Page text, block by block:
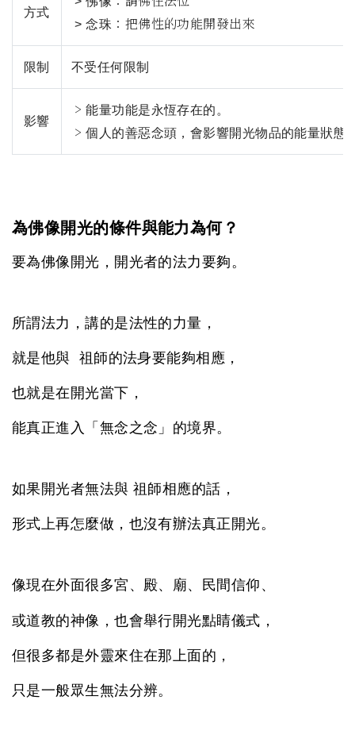
方式
> 念珠 ：把佛性的功能開發出來
限制 不受任何限制
影響
>能量功能是永恆存在的。
>個人的善惡念頭，會影響開光物品的能量狀態
為佛像開光的條件與能力為何？
要為佛像開光，開光者的法力要夠。
所謂法力，講的是法性的力量，
就是他與 祖師的法身要能夠相應，
也就是在開光當下，
能真正進入「無念之念」的境界。
如果開光者無法與 祖師相應的話，
形式上再怎麼做，也沒有辦法真正開光。
像現在外面很多宮、殿、廟、民間信仰、
或道教的神像，也會舉行開光點睛儀式，
但很多都是外靈來住在那上面的，
只是一般眾生無法分辨。